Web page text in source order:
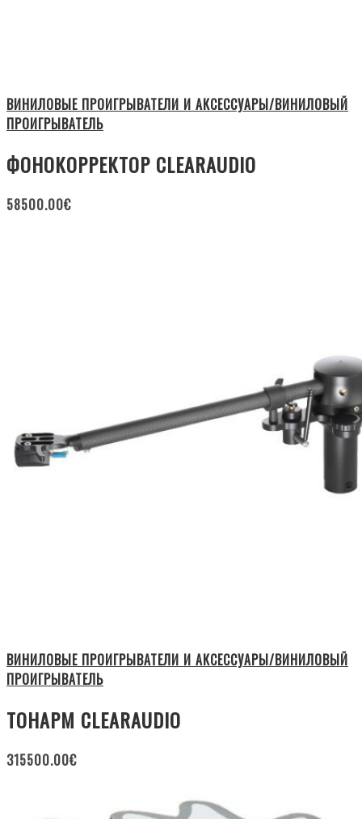
ВИНИЛОВЫЕ ПРОИГРЫВАТЕЛИ И АКСЕССУАРЫ/ВИНИЛОВЫЙ
ПРОИГРЫВАТЕЛЬ
ФОНОКОРРЕКТОР CLEARAUDIO
58500.00€
ВИНИЛОВЫЕ ПРОИГРЫВАТЕЛИ И АКСЕССУАРЫ/ВИНИЛОВЫЙ
ПРОИГРЫВАТЕЛЬ
ТОНАРМ CLEARAUDIO
315500.00€